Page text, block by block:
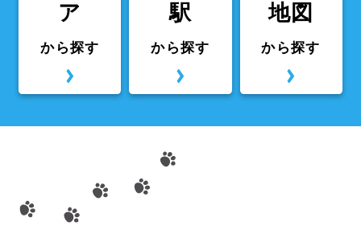
ア
から探す
駅
から探す
地図
から探す